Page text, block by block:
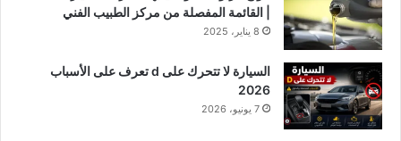
| القائمة المفصلة من مركز الطبيب الفني
8 يناير، 2025
السيارة لا تتحرك على d تعرف على الأسباب
2026
7 يونيو، 2026